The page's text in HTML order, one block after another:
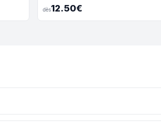
dès12.50€
de-Haute-Provence par Bonnabis,